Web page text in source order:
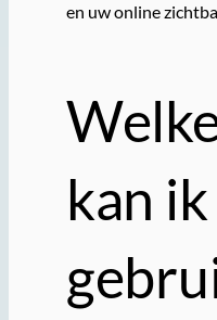
en uw online
kan ik